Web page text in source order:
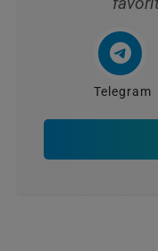
Telegram